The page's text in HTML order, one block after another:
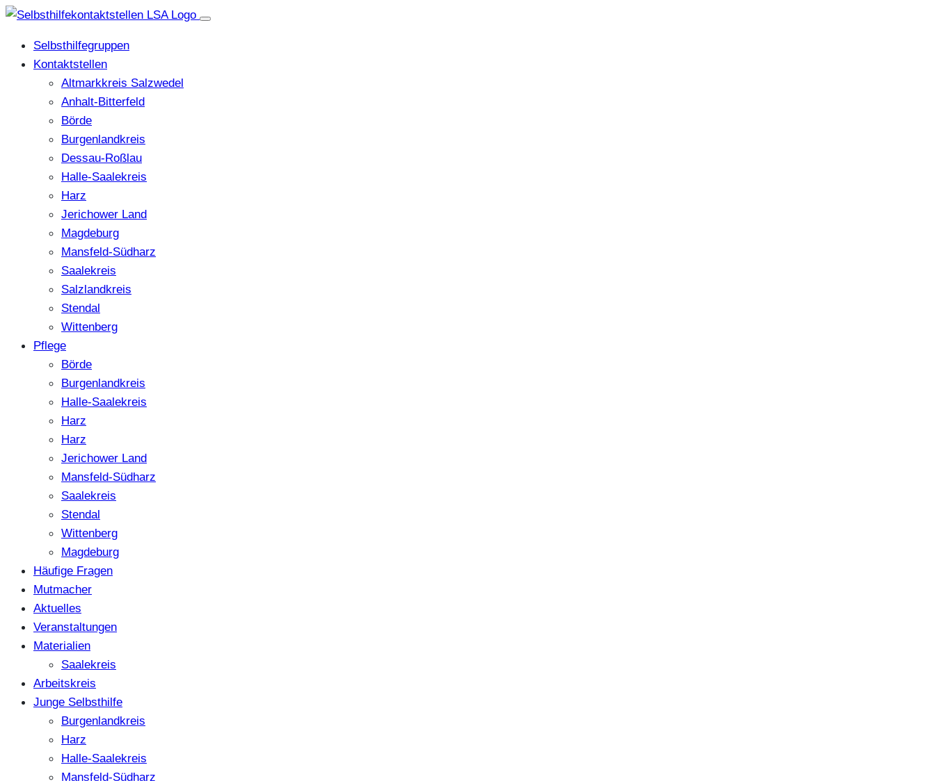
Selbsthilfegruppen
Kontaktstellen
Altmarkkreis Salzwedel
Anhalt-Bitterfeld
Börde
Burgenlandkreis
Dessau-Roßlau
Halle-Saalekreis
Harz
Jerichower Land
Magdeburg
Mansfeld-Südharz
Saalekreis
Salzlandkreis
Stendal
Wittenberg
Pflege
Börde
Burgenlandkreis
Halle-Saalekreis
Harz
Harz
Jerichower Land
Mansfeld-Südharz
Saalekreis
Stendal
Wittenberg
Magdeburg
Häufige Fragen
Mutmacher
Aktuelles
Veranstaltungen
Materialien
Saalekreis
Arbeitskreis
Junge Selbsthilfe
Burgenlandkreis
Harz
Halle-Saalekreis
Mansfeld-Südharz